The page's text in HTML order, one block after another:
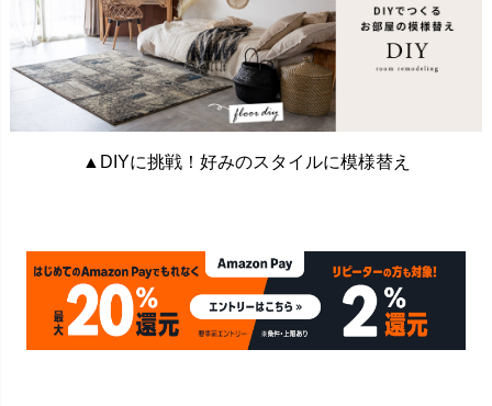
▲DIYに挑戦！好みのスタイルに模様替え